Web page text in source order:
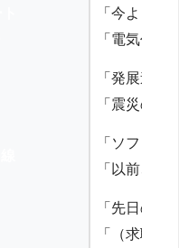
「今より
「電気代を
「発展途
「震災の
「ソフト
「以前、
「先日の
「（求職